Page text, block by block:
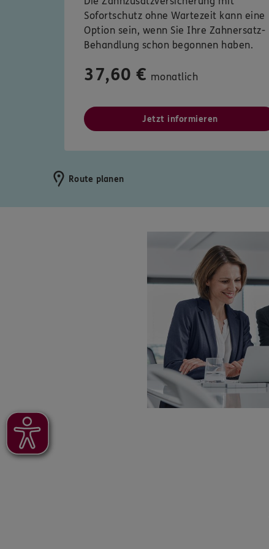
Sofortschutz ohne Wartezeit kann eine
Option sein, wenn Sie Ihre Zahnersatz-
Behandlung schon begonnen haben.
37,60 € monatlich
Jetzt informieren
Route planen